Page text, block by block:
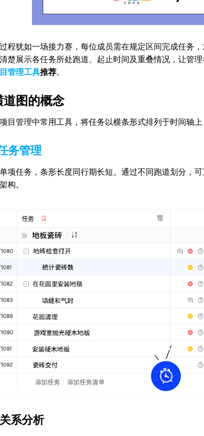
程犹如一场接力赛，每位成员需在规定区间完成任务
楚展示各任务所处跑道、起止时间及重叠情况，让管理
管理工具推荐。
道图的概念
目管理中常用工具，将任务以横条形式排列于时间轴上
务管理
项任务，条形长度同行期长短。通过不同跑道划分，
构。
系分析